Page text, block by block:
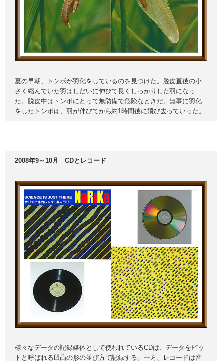
夏の早朝、トンボが羽化をしているのを見つけた。脱皮直後の小
さく縮んでいた羽はしだいに伸びて長くしっかりした羽になっ
た。脱皮中はトンボにとって無防備で危険なときだ。無事に羽化
をしたトンボは、羽が伸びてから約1時間後に飛び去っていった。
2008年9～10月 CDとレコード
様々なデータの記録媒体として使われているCDは、データをピッ
トと呼ばれる凹凸の形の並び方で記録する。一方、レコードは音